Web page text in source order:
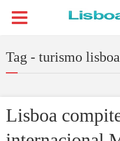
Tag - turismo lisboa
Lisboa